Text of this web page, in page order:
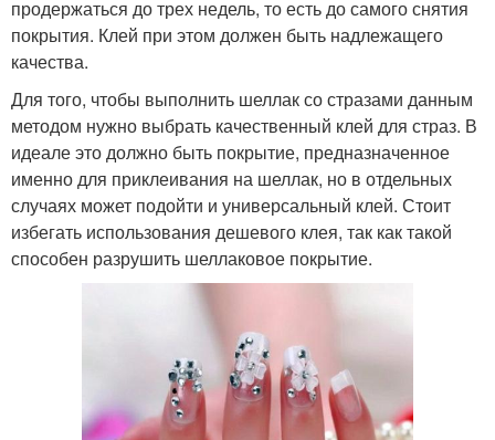
продержаться до трех недель, то есть до самого снятия
покрытия. Клей при этом должен быть надлежащего
качества.
Для того, чтобы выполнить шеллак со стразами данным
методом нужно выбрать качественный клей для страз. В
идеале это должно быть покрытие, предназначенное
именно для приклеивания на шеллак, но в отдельных
случаях может подойти и универсальный клей. Стоит
избегать использования дешевого клея, так как такой
способен разрушить шеллаковое покрытие.